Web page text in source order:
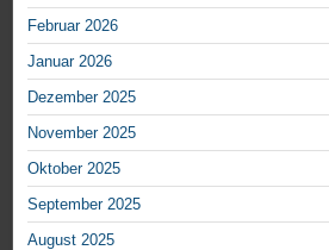
Februar 2026
Januar 2026
Dezember 2025
November 2025
Oktober 2025
September 2025
August 2025